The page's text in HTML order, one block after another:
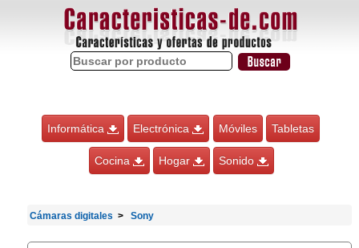
Informática Electrónica Móviles Tabletas
Cocina Hogar Sonido
Cámaras digitales Sony